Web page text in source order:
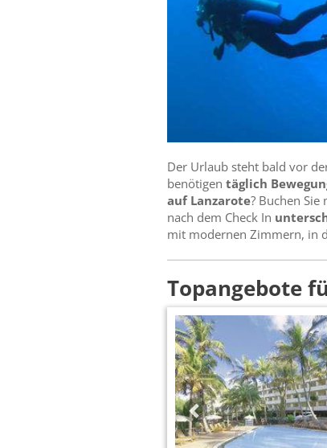
Der Urlaub steht bald vor
benötigen täglich
auf Lanzarote? Buchen
nach dem Check In
mit modernen Zimmern, in
Topangebote